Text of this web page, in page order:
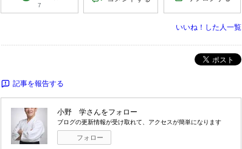
7
いいね！した人一覧
ポスト
記事を報告する
小野 学さんをフォロー
ブログの更新情報が受け取れて、アクセスが簡単になります
フォロー